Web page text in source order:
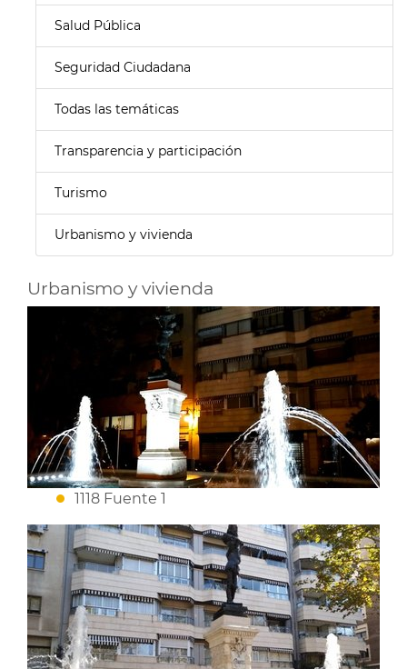
Salud Pública
Seguridad Ciudadana
Todas las temáticas
Transparencia y participación
Turismo
Urbanismo y vivienda
Urbanismo y vivienda
1118 Fuente 1